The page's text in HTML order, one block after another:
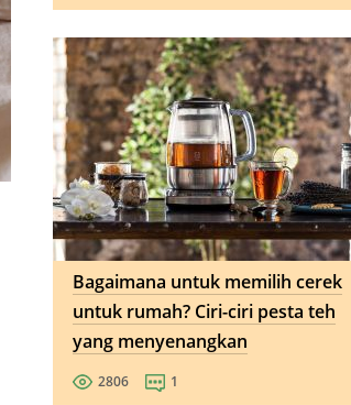
Bagaimana untuk memilih cerek
untuk rumah? Ciri-ciri pesta teh
yang menyenangkan
2806 1